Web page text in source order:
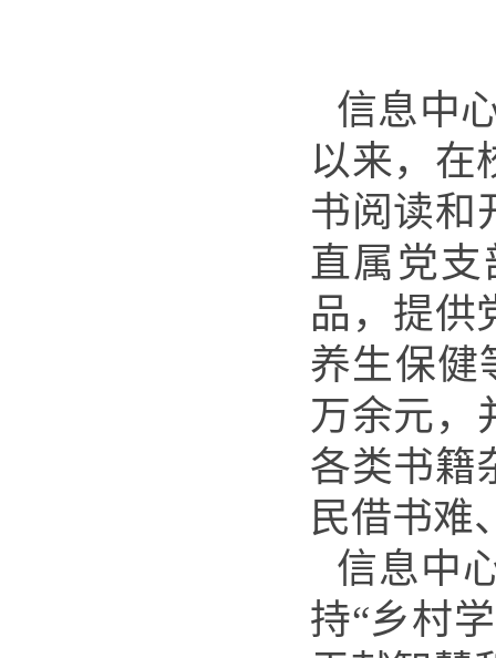
信息中
以来，在
书阅读和
直属党
品，提供
养生保健
万余元，
各类书籍
民借书难
信息中
持“乡村